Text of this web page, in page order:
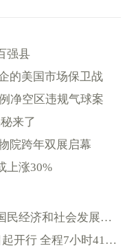
强县
的美国市场保卫战
净空区违规气球案
来了
院跨年双展启幕
上涨30%
中共浙江省委关于制定浙江省国民经济和社会发展第十五个五年规划的建议
宁波至汕头动车组将于12月5日起开行 全程7小时41分钟